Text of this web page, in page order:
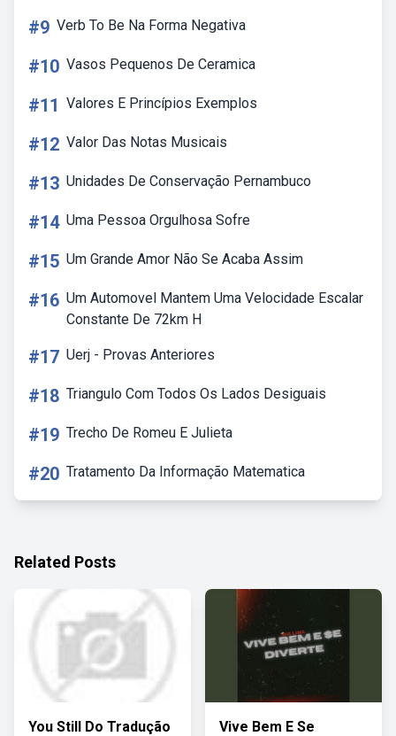
#9 Verb To Be Na Forma Negativa
#10 Vasos Pequenos De Ceramica
#11 Valores E Princípios Exemplos
#12 Valor Das Notas Musicais
#13 Unidades De Conservação Pernambuco
#14 Uma Pessoa Orgulhosa Sofre
#15 Um Grande Amor Não Se Acaba Assim
#16 Um Automovel Mantem Uma Velocidade Escalar
Constante De 72km H
#17 Uerj - Provas Anteriores
#18 Triangulo Com Todos Os Lados Desiguais
#19 Trecho De Romeu E Julieta
#20 Tratamento Da Informação Matematica
Related Posts
You Still Do Tradução
Vive Bem E Se